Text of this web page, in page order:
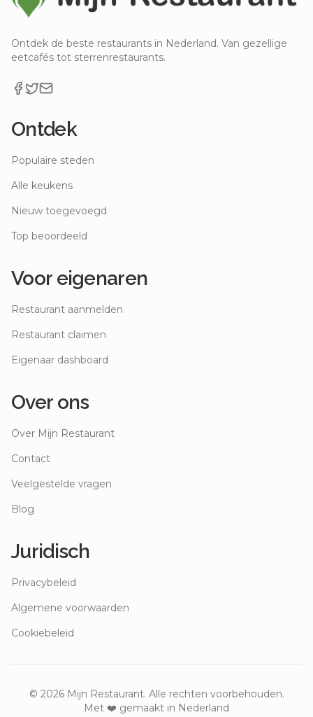
Ontdek de beste restaurants in Nederland. Van gezellige
eetcafés tot sterrenrestaurants.
Ontdek
Populaire steden
Alle keukens
Nieuw toegevoegd
Top beoordeeld
Voor eigenaren
Restaurant aanmelden
Restaurant claimen
Eigenaar dashboard
Over ons
Over Mijn Restaurant
Contact
Veelgestelde vragen
Blog
Juridisch
Privacybeleid
Algemene voorwaarden
Cookiebeleid
© 2026Mijn Restaurant. Alle rechten voorbehouden.
Met ❤️ gemaakt in Nederland